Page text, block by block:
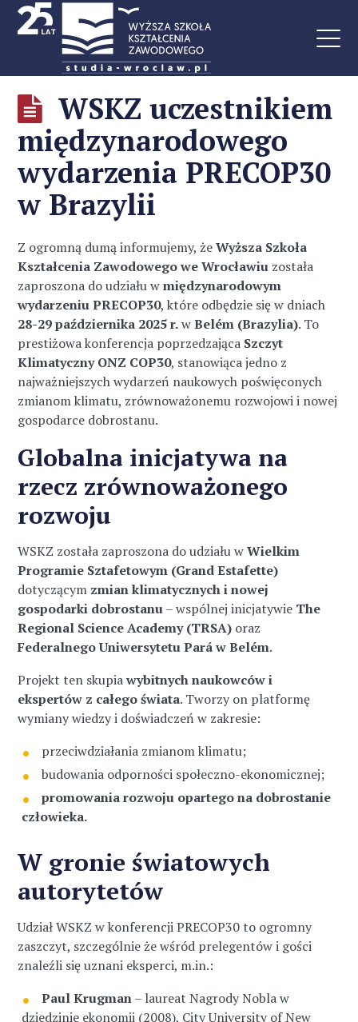
WSKZ uczestnikiem
międzynarodowego
wydarzenia PRECOP30
w Brazylii
Z ogromną dumą informujemy, żeWyższa Szkoła
Kształcenia Zawodowego we Wrocławiu została
zaproszona do udziału wmiędzynarodowym
wydarzeniu PRECOP30, które odbędzie się w dniach
28-29 października 2025 r.wBelém (Brazylia). To
prestiżowa konferencja poprzedzająca Szczyt
Klimatyczny ONZ COP30, stanowiąca jedno z
najważniejszych wydarzeń naukowych poświęconych
zmianom klimatu, zrównoważonemu rozwojowi i nowej
gospodarce dobrostanu.
Globalna inicjatywa na
rzecz zrównoważonego
rozwoju
WSKZ została zaproszona do udziału wWielkim
Programie Sztafetowym (Grand Estafette)
dotyczącym zmian klimatycznych i nowej
gospodarki dobrostanu– wspólnej inicjatywie The
Regional Science Academy (TRSA) oraz
Federalnego Uniwersytetu Pará w Belém.
Projekt ten skupiawybitnych naukowców i
ekspertów z całego świata. Tworzy on platformę
wymiany wiedzy i doświadczeń w zakresie:
przeciwdziałania zmianom klimatu;
budowania odporności społeczno-ekonomicznej;
promowania rozwoju opartego na dobrostanie
człowieka.
W gronie światowych
autorytetów
Udział WSKZ w konferencji PRECOP30 to ogromny
zaszczyt, szczególnie że wśród prelegentów i gości
znaleźli się uznani eksperci, m.in.:
Paul Krugman– laureat Nagrody Nobla w
dziedzinie ekonomii (2008), City University of New